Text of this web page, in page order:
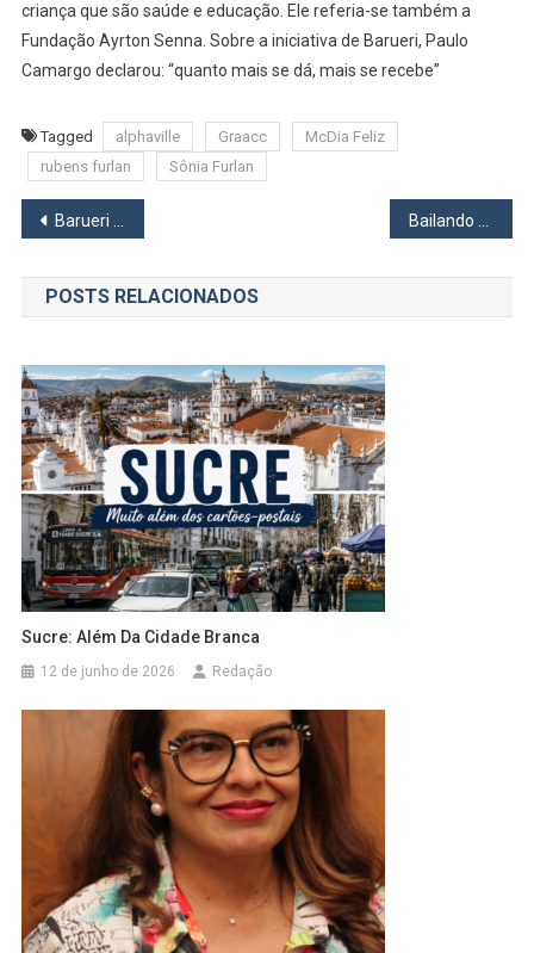
criança que são saúde e educação. Ele referia-se também a
Fundação Ayrton Senna. Sobre a iniciativa de Barueri, Paulo
Camargo declarou: “quanto mais se dá, mais se recebe”
Tagged alphaville Graacc
McDia Feliz
rubens furlan
Sônia Furlan
Navegação
de
Post
Barueri recebe Campeonato Mundial de Cubo Mágico Bailando em Osasco acontece no sábado, 31
POSTS RELACIONADOS
Sucre: Além Da Cidade Branca
12 de junho de 2026 Redação